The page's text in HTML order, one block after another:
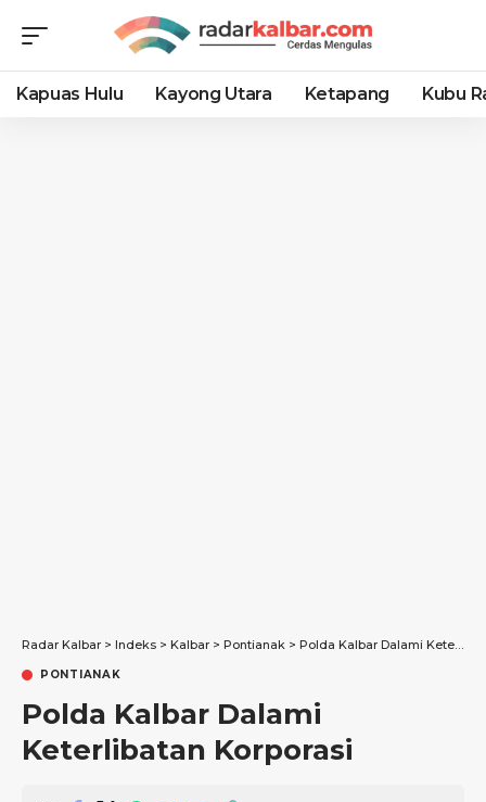
Kapuas Hulu Kayong Utara Ketapang Kubu
Radar Kalbar > Indeks > Kalbar > Pontianak > Polda Kalbar Dalami Keterlibatan Korporasi
PONTIANAK
Polda Kalbar Dalami
Keterlibatan Korporasi